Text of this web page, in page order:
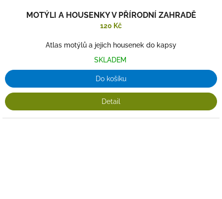
MOTÝLI A HOUSENKY V PŘÍRODNÍ ZAHRADĚ
120 Kč
Atlas motýlů a jejich housenek do kapsy
SKLADEM
Do košíku
Detail